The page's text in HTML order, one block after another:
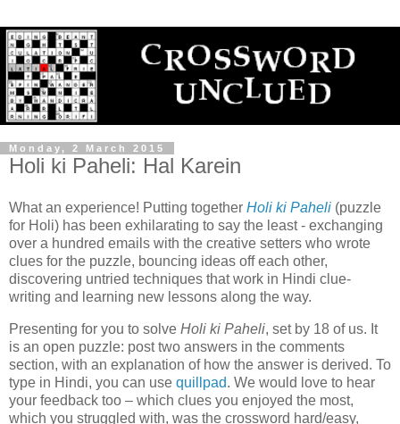
Monday, 2 March 2015
Holi ki Paheli: Hal Karein
What an experience! Putting together Holi ki Paheli (puzzle
for Holi) has been exhilarating to say the least - exchanging
over a hundred emails with the creative setters who wrote
clues for the puzzle, bouncing ideas off each other,
discovering untried techniques that work in Hindi clue-
writing and learning new lessons along the way.
Presenting for you to solve Holi ki Paheli, set by 18 of us. It
is an open puzzle: post two answers in the comments
section, with an explanation of how the answer is derived. To
type in Hindi, you can use quillpad. We would love to hear
your feedback too – which clues you enjoyed the most,
which you struggled with, was the crossword hard/easy,